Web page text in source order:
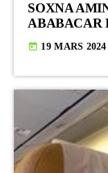
SOXNA
ABABACAR
today 19 MARS 2024